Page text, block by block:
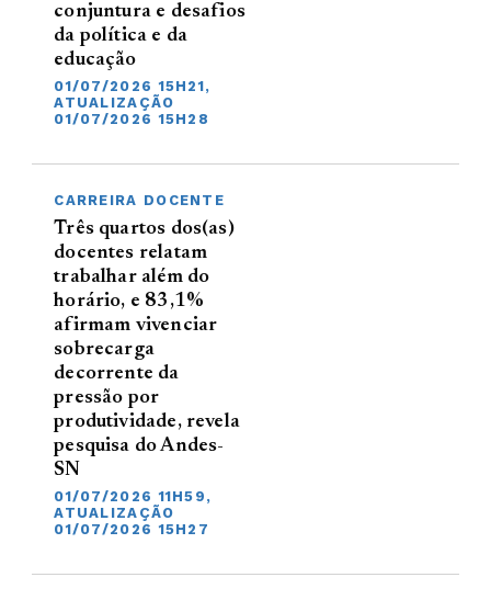
conjuntura e desafios
da política e da
educação
01/07/2026 15H21,
ATUALIZAÇÃO
01/07/2026 15H28
CARREIRA DOCENTE
Três quartos dos(as)
docentes relatam
trabalhar além do
horário, e 83,1%
afirmam vivenciar
sobrecarga
decorrente da
pressão por
produtividade, revela
pesquisa do Andes-
SN
01/07/2026 11H59,
ATUALIZAÇÃO
01/07/2026 15H27